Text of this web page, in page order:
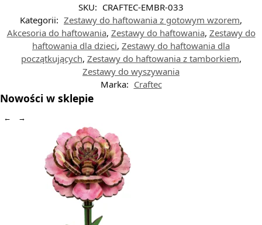
SKU: CRAFTEC-EMBR-033
Kategorii: Zestawy do haftowania z gotowym wzorem,
Akcesoria do haftowania, Zestawy do haftowania, Zestawy do
haftowania dla dzieci, Zestawy do haftowania dla
początkujących, Zestawy do haftowania z tamborkiem,
Zestawy do wyszywania
Marka: Craftec
Nowości w sklepie
← →